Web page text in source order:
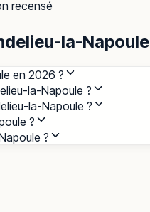
recensé
la-Napoule
en 2026 ?
la-Napoule ?
la-Napoule ?
?
?